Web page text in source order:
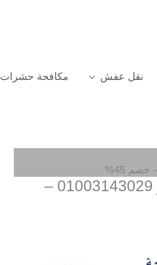
نقل عفش مكافحة حشرات
شركة مكافحة حشرات بابها : للايجار 01003143029 –